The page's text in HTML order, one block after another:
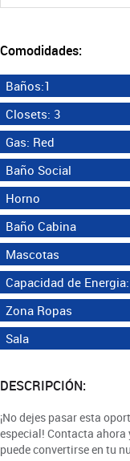
Comodidades:
Baños:1
Closets: 3
Gas: Red
Baño Social
Horno
Baño Cabina
Mascotas
Capacidad de
Zona Ropas
Sala
DESCRIPCIÓN:
¡No dejes pasar esta
especial! Contacta ahora
puede convertirse en tu